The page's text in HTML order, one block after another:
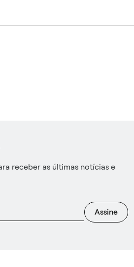
receber as últimas notícias e
Assine